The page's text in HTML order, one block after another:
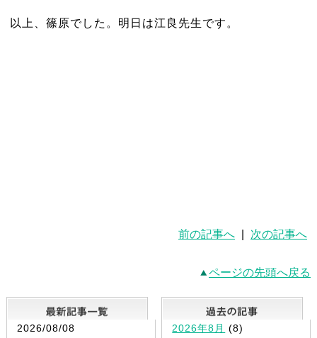
以上、篠原でした。明日は江良先生です。
前の記事へ 次の記事へ
ページの先頭へ戻る
最新記事一覧
2026/08/08
2026年8月 (8)